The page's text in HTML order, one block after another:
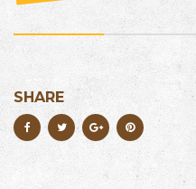
SHARE